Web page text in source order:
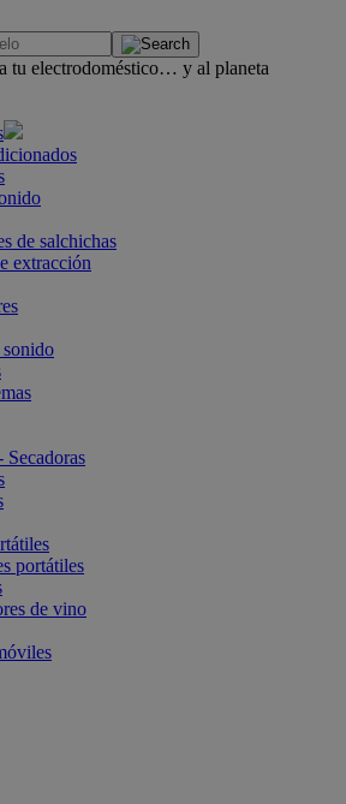
tu electrodoméstico… y al planeta
de salchichas
extracción
Secadoras
portátiles
de vino